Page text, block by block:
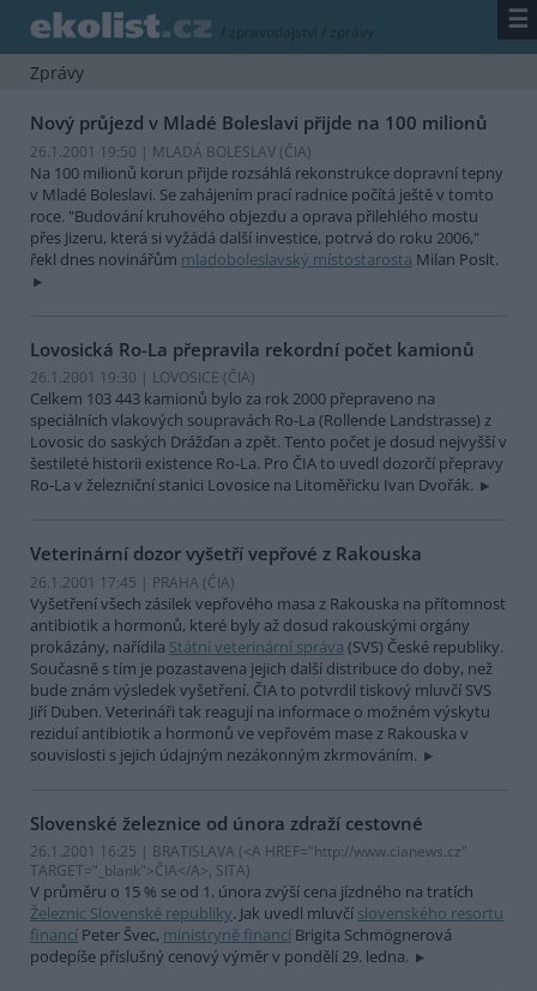
/ zpravodajství / zprávy ☰
Zprávy
Nový průjezd v Mladé Boleslavi přijde na 100 milionů
26.1.2001 19:50 | MLADÁ BOLESLAV (ČIA)
Na 100 milionů korun přijde rozsáhlá rekonstrukce dopravní tepny
v Mladé Boleslavi. Se zahájením prací radnice počítá ještě v tomto
roce. "Budování kruhového objezdu a oprava přilehlého mostu
přes Jizeru, která si vyžádá další investice, potrvá do roku 2006,"
řekl dnes novinářům mladoboleslavský místostarosta Milan Poslt.
Lovosická Ro-La přepravila rekordní počet kamionů
26.1.2001 19:30 | LOVOSICE (ČIA)
Celkem 103 443 kamionů bylo za rok 2000 přepraveno na
speciálních vlakových soupravách Ro-La (Rollende Landstrasse) z
Lovosic do saských Drážďan a zpět. Tento počet je dosud nejvyšší v
šestileté historii existence Ro-La. Pro ČIA to uvedl dozorčí přepravy
Ro-La v železniční stanici Lovosice na Litoměřicku Ivan Dvořák.
Veterinární dozor vyšetří vepřové z Rakouska
26.1.2001 17:45 | PRAHA (ČIA)
Vyšetření všech zásilek vepřového masa z Rakouska na přítomnost
antibiotik a hormonů, které byly až dosud rakouskými orgány
prokázány, nařídila Státní veterinární správa (SVS) České republiky.
Současně s tím je pozastavena jejich další distribuce do doby, než
bude znám výsledek vyšetření. ČIA to potvrdil tiskový mluvčí SVS
Jiří Duben. Veterináři tak reagují na informace o možném výskytu
reziduí antibiotik a hormonů ve vepřovém mase z Rakouska v
souvislosti s jejich údajným nezákonným zkrmováním.
Slovenské železnice od února zdraží cestovné
26.1.2001 16:25 | BRATISLAVA (<A HREF="http://www.cianews.cz"
TARGET="_blank">ČIA</A>, SITA)
V průměru o 15 % se od 1. února zvýší cena jízdného na tratích
Železnic Slovenské republiky. Jak uvedl mluvčí slovenského resortu
financí Peter Švec, ministryně financí Brigita Schmögnerová
podepíše příslušný cenový výměr v pondělí 29. ledna.